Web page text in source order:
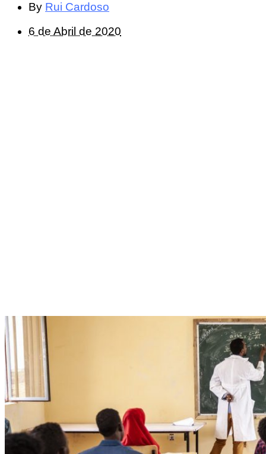
By Rui Cardoso
6 de Abril de 2020